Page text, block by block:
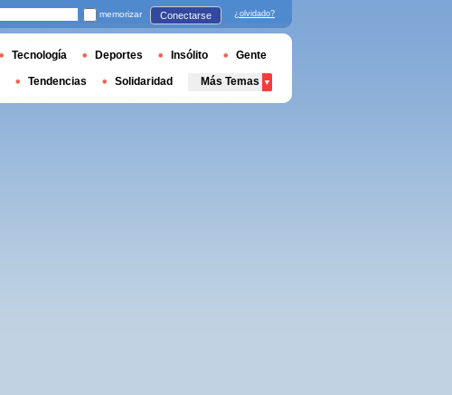
memorizar Conectarse ¿olvidado?
Tecnología Deportes Insólito Gente
Tendencias Solidaridad Más Temas